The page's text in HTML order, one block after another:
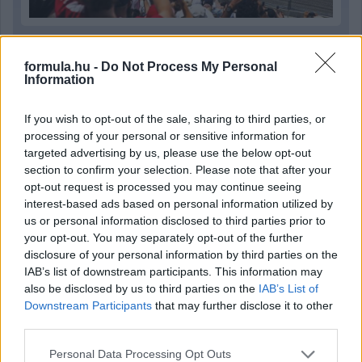
formula.hu - Do Not Process My Personal
Information
If you wish to opt-out of the sale, sharing to third parties, or
processing of your personal or sensitive information for
targeted advertising by us, please use the below opt-out
section to confirm your selection. Please note that after your
opt-out request is processed you may continue seeing
interest-based ads based on personal information utilized by
us or personal information disclosed to third parties prior to
your opt-out. You may separately opt-out of the further
disclosure of your personal information by third parties on the
IAB’s list of downstream participants. This information may
also be disclosed by us to third parties on the IAB’s List of
Downstream Participants that may further disclose it to other
Please note that this website/app uses one or more Google
Personal Data Processing Opt Outs
„Lando és Oscar kapcsolata csak még erősebbé vált a
4 órája